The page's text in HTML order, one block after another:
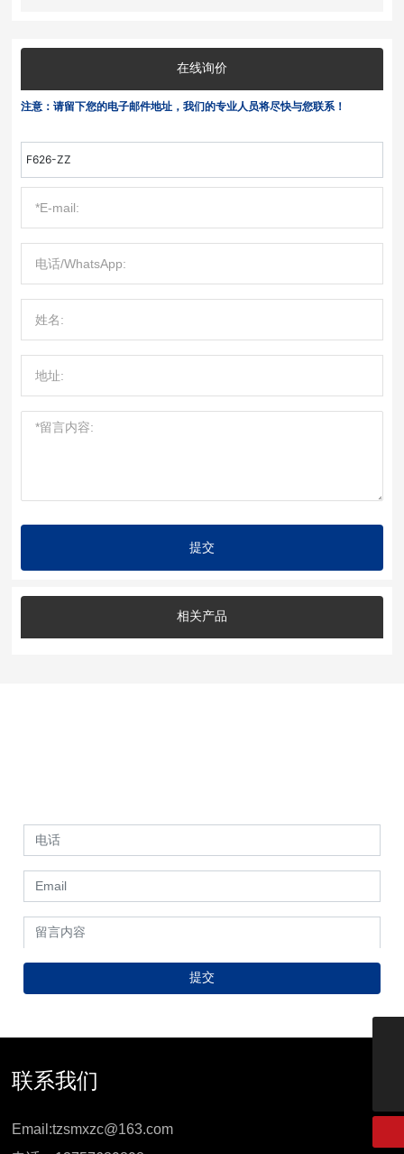
在线询价
注意：请留下您的电子邮件地址，我们的专业人员将尽快与您联系！
F626-ZZ
提交
相关产品
提交
13757689898
联系我们
Email:tzsmxzc@163.com